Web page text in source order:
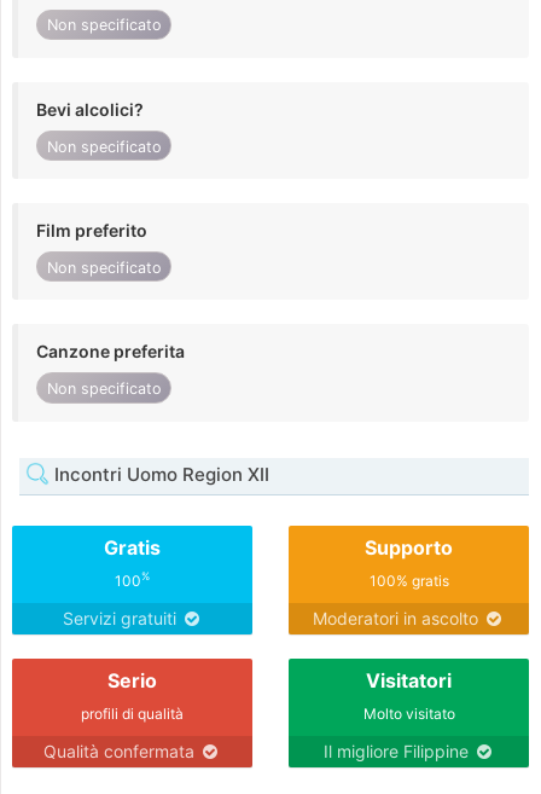
Non specificato
Bevi alcolici?
Non specificato
Film preferito
Non specificato
Canzone preferita
Non specificato
Incontri Uomo Region XII
Gratis
100%
Servizi gratuiti
Supporto
100% gratis
Moderatori in ascolto
Serio
profili di qualità
Qualità confermata
Visitatori
Molto visitato
Il migliore Filippine